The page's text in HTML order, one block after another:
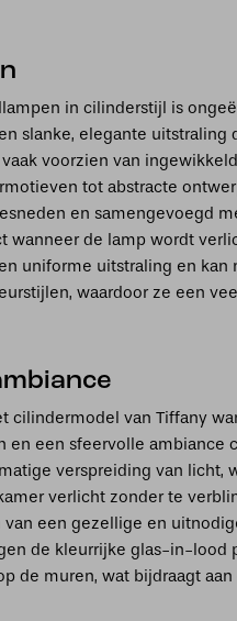
in cilinderstijl is
slanke, elegante uitstraling
voorzien van
tot abstracte
en samengevoegd
wanneer de lamp wordt
uniforme uitstraling en kan
waardoor ze een
cilindermodel van Tiffany
en een sfeervolle ambiance
verspreiding van licht,
verlicht zonder te
een gezellige en
de kleurrijke glas-in-lood
de muren, wat bijdraagt aan